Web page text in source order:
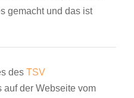
gemacht und das ist
des TSV
auf der Webseite vom